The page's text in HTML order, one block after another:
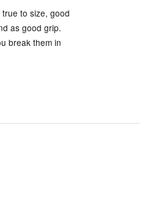
true to size, good
as good grip.
break them in